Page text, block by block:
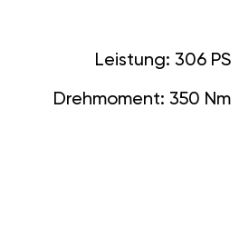
Leistung: 306 PS
Drehmoment: 350 Nm